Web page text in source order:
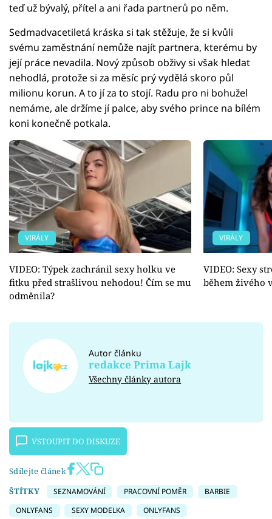
teď už bývalý, přítel a ani řada partnerů po něm.
Sedmadvacetiletá kráska si tak stěžuje, že si kvůli
svému zaměstnání nemůže najít partnera, kterému by
její práce nevadila. Nový způsob obživy si však hledat
nehodlá, protože si za měsíc prý vydělá skoro půl
milionu korun. A to jí za to stojí. Radu pro ni bohužel
nemáme, ale držíme jí palce, aby svého prince na bílém
koni konečně potkala.
VIRÁLY
VIDEO: Týpek zachránil sexy holku ve
fitku před strašlivou nehodou! Čím se mu
odměnila?
VIRÁLY
VIDEO: Sexy
během živého
Autor článku
redakce Prima Lajk
Všechny články autora
VSTOUPIT DO DISKUZE
Sdílejte článek
ŠTÍTKY
SEZNAMOVÁNÍ PRACOVNÍ POMĚR
BARBIE
ONLYFANS
SEXY MODELKA ONLYFANS